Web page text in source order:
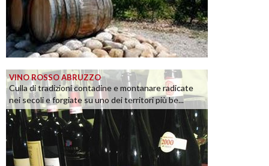
VINO ROSSO ABRUZZO
Culla di tradizioni contadine e montanare radicate
nei secoli e forgiate su uno dei territori più be...